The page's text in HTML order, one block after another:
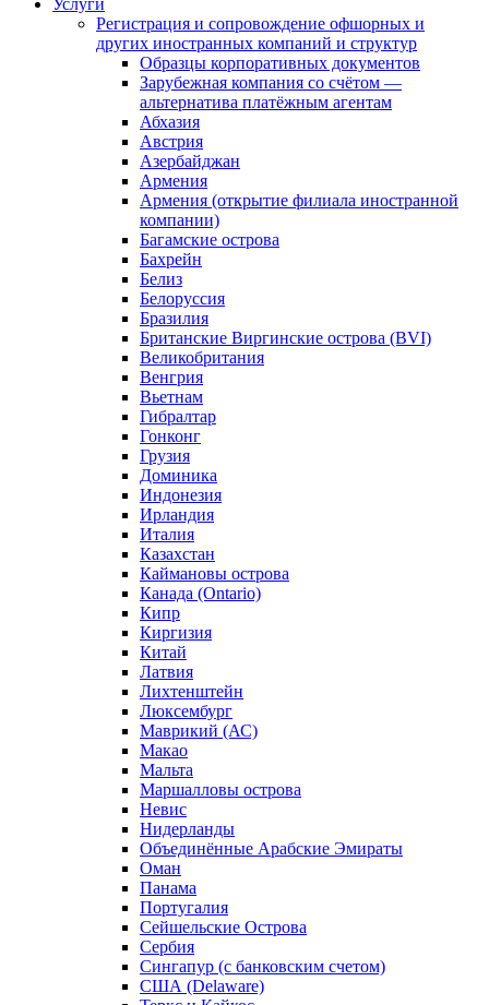
Услуги
Регистрация и сопровождение офшорных и
других иностранных компаний и структур
Образцы корпоративных документов
Зарубежная компания со счётом —
альтернатива платёжным агентам
Абхазия
Австрия
Азербайджан
Армения
Армения (открытие филиала иностранной
компании)
Багамские острова
Бахрейн
Белиз
Белоруссия
Бразилия
Британские Виргинские острова (BVI)
Великобритания
Венгрия
Вьетнам
Гибралтар
Гонконг
Грузия
Доминика
Индонезия
Ирландия
Италия
Казахстан
Каймановы острова
Канада (Ontario)
Кипр
Киргизия
Китай
Латвия
Лихтенштейн
Люксембург
Маврикий (АС)
Макао
Мальта
Маршалловы острова
Нeвис
Нидерланды
Объединённые Арабские Эмираты
Оман
Панама
Португалия
Сейшельские Острова
Сербия
Сингапур (c банковским счетом)
США (Delaware)